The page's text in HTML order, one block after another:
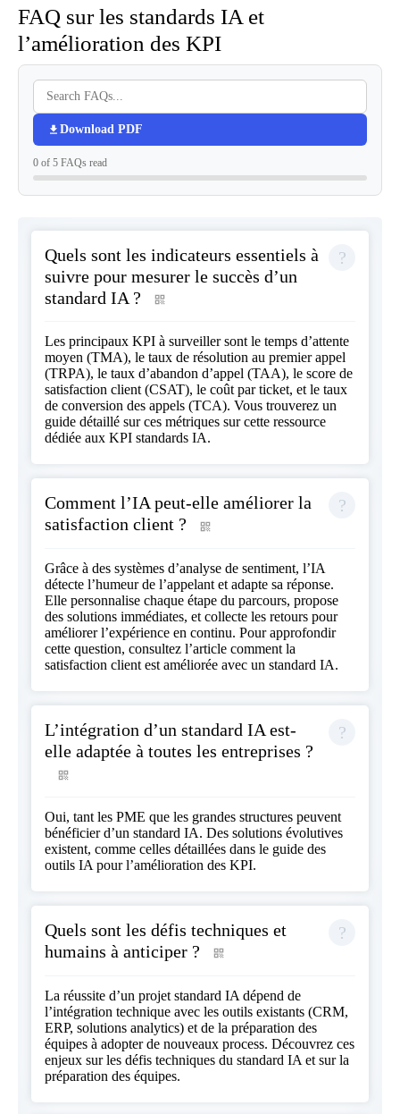
FAQ sur les standards IA et
l’amélioration des KPI
Download PDF
0 of 5 FAQs read
Quels sont les indicateurs essentiels à
suivre pour mesurer le succès d’un
standard IA ?
Les principaux KPI à surveiller sont le temps d’attente
moyen (TMA), le taux de résolution au premier appel
(TRPA), le taux d’abandon d’appel (TAA), le score de
satisfaction client (CSAT), le coût par ticket, et le taux
de conversion des appels (TCA). Vous trouverez un
guide détaillé sur ces métriques surcette ressource
dédiée aux KPI standards IA.
Comment l’IA peut-elle améliorer la
satisfaction client ?
Grâce à des systèmes d’analyse de sentiment, l’IA
détecte l’humeur de l’appelant et adapte sa réponse.
Elle personnalise chaque étape du parcours, propose
des solutions immédiates, et collecte les retours pour
améliorer l’expérience en continu. Pour approfondir
cette question, consultez l’article comment la
satisfaction client est améliorée avec un standard IA.
L’intégration d’un standard IA est-
elle adaptée à toutes les entreprises ?
Oui, tant les PME que les grandes structures peuvent
bénéficier d’un standard IA. Des solutions évolutives
existent, comme celles détaillées dans le guide des
outils IA pour l’amélioration des KPI.
Quels sont les défis techniques et
humains à anticiper ?
La réussite d’un projet standard IA dépend de
l’intégration technique avec les outils existants (CRM,
ERP, solutions analytics) et de la préparation des
équipes à adopter de nouveaux process. Découvrez ces
enjeux surles défis techniques du standard IA et surla
préparation des équipes.